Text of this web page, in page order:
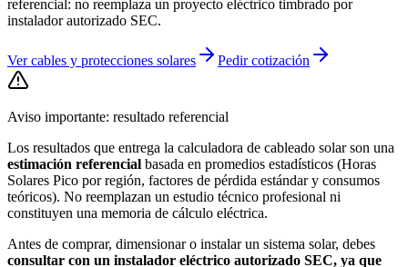
referencial: no reemplaza un proyecto eléctrico timbrado por
instalador autorizado SEC.
Ver cables y protecciones solares Pedir cotización
Aviso importante: resultado referencial
Los resultados que entrega la calculadora de cableado solarson una
estimación referencial basada en promedios estadísticos (Horas
Solares Pico por región, factores de pérdida estándar y consumos
teóricos). No reemplazan un estudio técnico profesional ni
constituyen una memoria de cálculo eléctrica.
Antes de comprar, dimensionar o instalar un sistema solar, debes
consultar con un instalador eléctrico autorizado SEC, ya que